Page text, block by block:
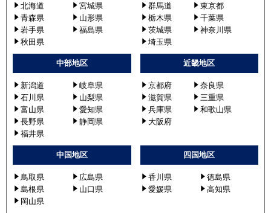
北海道
宮城県
青森県
山形県
岩手県
福島県
秋田県
群馬道
東京都
栃木県
千葉県
茨城県
神奈川県
埼玉県
中部地区
新潟道
岐阜県
石川県
山梨県
富山県
愛知県
長野県
静岡県
福井県
近畿地区
京都府
奈良県
滋賀県
三重県
兵庫県
和歌山県
大阪府
中国地区
鳥取県
広島県
島根県
山口県
岡山県
四国地区
香川県
徳島県
愛媛県
高知県